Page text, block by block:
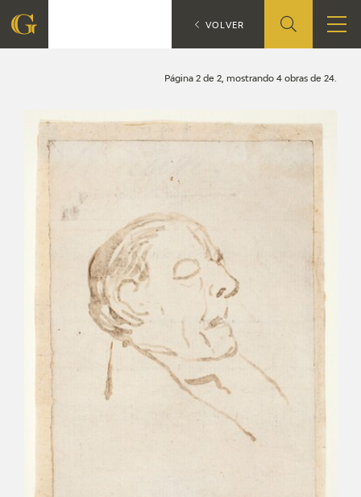
CENTRO DE INVESTIGACIÓN Y DOCUMENTACIÓN
ACCIÓN CORPORATIVA
PROGRAMACIÓN
EXPOSICIONES
ACTUALIDAD
Página 2 de 2, mostrando 4 obras de 24.
CATÁLOGO Búsqueda
VOLVER